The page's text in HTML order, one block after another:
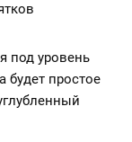
под уровень
будет простое